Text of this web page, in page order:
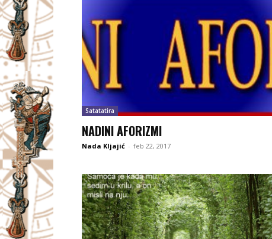
Satatatira
NADINI AFORIZMI
Nada Kljajić - feb 22, 2017